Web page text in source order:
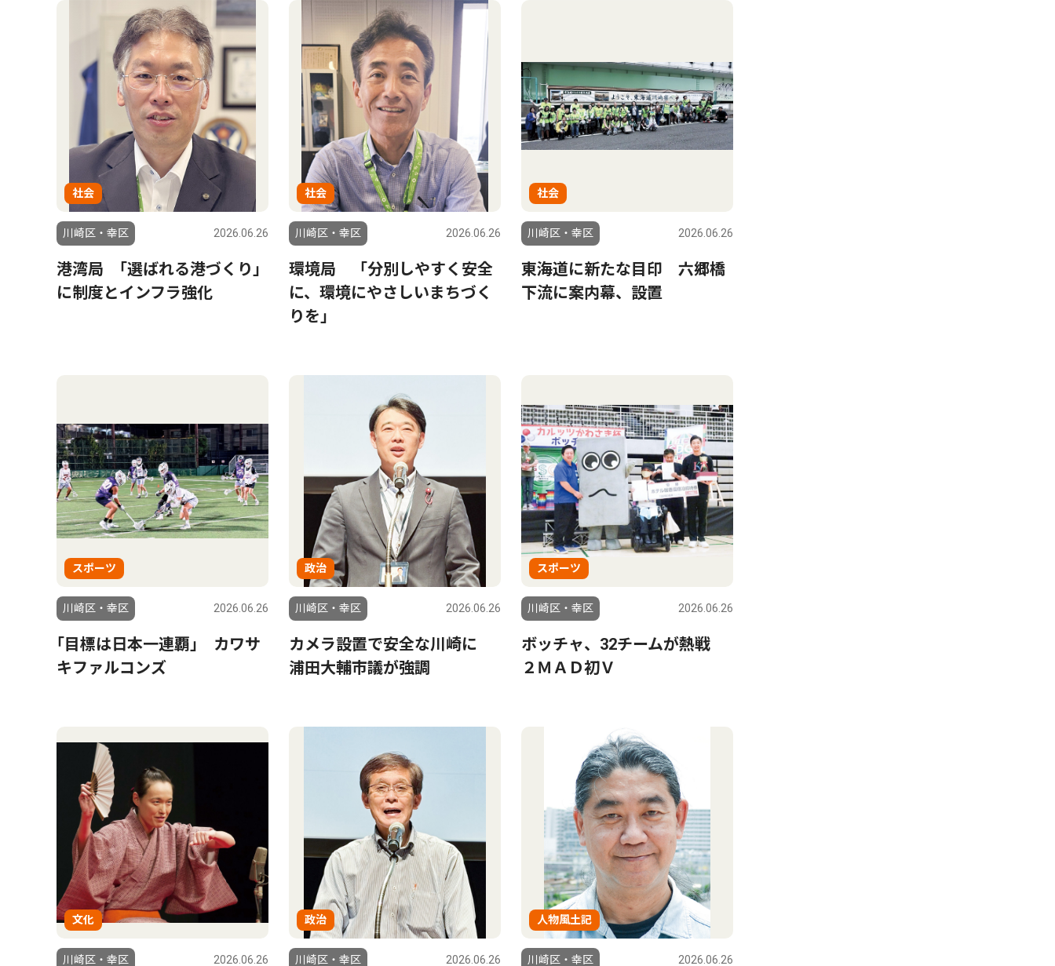
社会
川崎区・幸区 2026.06.26
港湾局 ｢選ばれる港づくり」
に制度とインフラ強化
社会
川崎区・幸区 2026.06.26
環境局 「分別しやすく安全
に、環境にやさしいまちづく
りを」
社会
川崎区・幸区 2026.06.26
東海道に新たな目印 六郷橋
下流に案内幕、設置
スポーツ
川崎区・幸区 2026.06.26
｢目標は日本一連覇｣ カワサ
キファルコンズ
政治
川崎区・幸区 2026.06.26
カメラ設置で安全な川崎に
浦田大輔市議が強調
スポーツ
川崎区・幸区 2026.06.26
ボッチャ、32チームが熱戦
２ＭＡＤ初Ｖ
文化
川崎区・幸区 2026.06.26
政治
川崎区・幸区 2026.06.26
人物風土記
川崎区・幸区 2026.06.26